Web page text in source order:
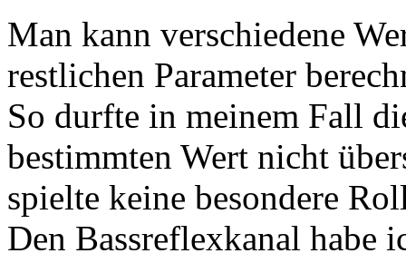
Man kann verschiedene
restlichen Parameter
So durfte in meinem Fall
bestimmten Wert nicht
spielte keine besondere
Den Bassreflexkanal habe